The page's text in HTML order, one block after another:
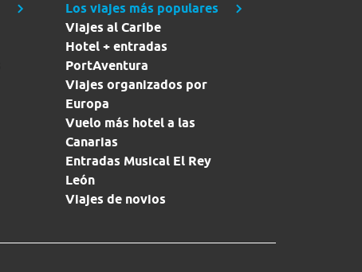
Los viajes más populares
Viajes al Caribe
Hotel + entradas
PortAventura
Viajes organizados por
Europa
Vuelo más hotel a las
Canarias
Entradas Musical El Rey
León
Viajes de novios